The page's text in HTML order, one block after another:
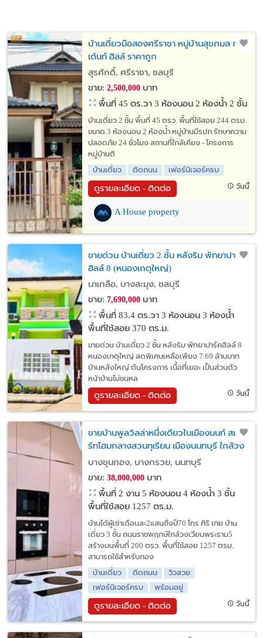
บ้านเดี่ยวมือสองศรีราชา หมู่บ้านสุขกมล การ์
เด้นท์ ฮิลล์ ราคาถูก
สุรศักดิ์, ศรีราชา, ชลบุรี
ขาย: 2,500,000บาท
พื้นที่ 45 ตร.วา 3 ห้องนอน 2 ห้องน้ำ 2 ชั้น
บ้านเดี่ยว 2 ชั้น พื้นที่ 45 ตรว. พื้นที่ใช้สอย 244 ตรม.
ขนาด 3 ห้องนอน 2 ห้องน้ำ หมู่บ้านมีรปภ รักษาความ
ปลอดภัย 24 ชั่วโมง สถานที่ใกล้เคียง - โครงการ
หมู่บ้านติ
บ้านเดี่ยว
ติดถนน เฟอร์นิเจอร์ครบ
ดูรายละเอียด - ติดต่อ วันนี้
A House property
ขายด่วน บ้านเดี่ยว 2 ชั้น หลังริม พัทยาปาร์ค
ฮิลล์ 8 (หนองเกตุใหญ่)
นาเกลือ, บางละมุง, ชลบุรี
ขาย: 7,690,000บาท
พื้นที่ 83.4 ตร.วา 3 ห้องนอน 3 ห้องน้ำ
พื้นที่ใช้สอย 370 ตร.ม.
ขายด่วน บ้านเดี่ยว 2 ชั้น หลังริม พัทยาปาร์คฮิลล์ 8
หนองเกตุใหญ่ ลดพิเศษเหลือเพียง 7.69 ล้านบาท
บ้านหลังใหญ่ ต้นโครงการ เนื้อที่เยอะ เป็นส่วนตัว
หน้าบ้านไม่ชนหล
ดูรายละเอียด - ติดต่อ วันนี้
ขายบ้านพูลวิลล่าหนึ่งเดียวในเมืองนนท์ สมา
ร์ทโฮมกลางสวนทุเรียน เมืองนนทบุรี ใกล้วง
เวียนพระรามห้า
บางขุนกอง, บางกรวย, นนทบุรี
ขาย: 38,000,000บาท
พื้นที่ 2 งาน 5 ห้องนอน 4 ห้องน้ำ 3 ชั้น
พื้นที่ใช้สอย 1257 ตร.ม.
บ้านได้ผู้เช่าเดือนละ2แสนถึงปี70 โทร ศิริ ขาย บ้าน
เดี่ยว 3 ชั้น ถนนราชพฤกษ์ใกล้วงเวียนพระราม5
สร้างบนพื้นที่ 200 ตรว. พื้นที่ใช้สอย 1257 ตรม.
สามารถใช้สำหรับกอง
บ้านเดี่ยว
ติดถนน
วิวสวย
เฟอร์นิเจอร์ครบ
พร้อมอยู่
ดูรายละเอียด - ติดต่อ วันนี้